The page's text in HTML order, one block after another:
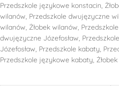
Przedszkole językowe konstacin,
wilanów, Przedszkole dwujęzyczne
wilanów, Żłobek wilanów,
dwujęzyczne Józefosław,
Józefosław, Przedszkole kabaty,
Przedszkole językowe kabaty,